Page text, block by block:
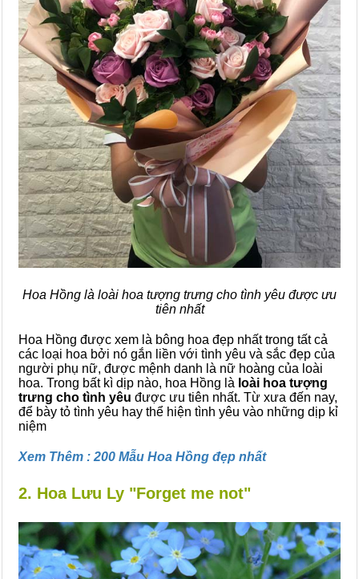
Hoa Hồng là loài hoa tượng trưng cho tình yêu được ưu
tiên nhất
Hoa Hồng được xem là bông hoa đẹp nhất trong tất cả
các loại hoa bởi nó gắn liền với tình yêu và sắc đẹp của
người phụ nữ, được mệnh danh là nữ hoàng của loài
hoa. Trong bất kì dịp nào, hoa Hồng là loài hoa tượng
trưng cho tình yêu được ưu tiên nhất. Từ xưa đến nay,
để bày tỏ tình yêu hay thể hiện tình yêu vào những dịp kỉ
niệm
Xem Thêm : 200 Mẫu Hoa Hồng đẹp nhất
2. Hoa Lưu Ly "Forget me not"